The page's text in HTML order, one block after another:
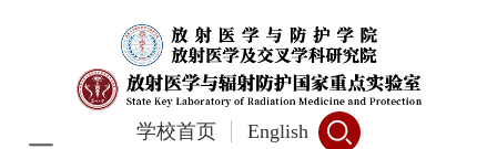
学校首页 English